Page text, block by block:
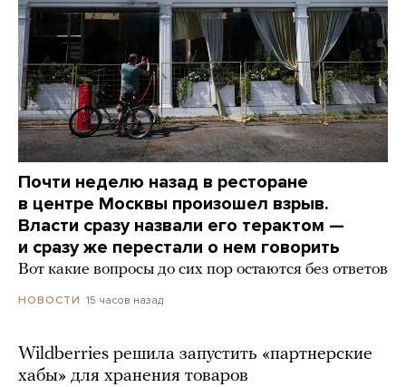
Почти неделю назад в ресторане
в центре Москвы произошел взрыв.
Власти сразу назвали его терактом —
и сразу же перестали о нем говорить
Вот какие вопросы до сих пор остаются без ответов
НОВОСТИ 15 часов назад
Wildberries решила запустить «партнерские
хабы» для хранения товаров